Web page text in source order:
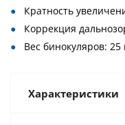
Кратность
Коррекция
Вес бинокуляров: 25
Характеристики